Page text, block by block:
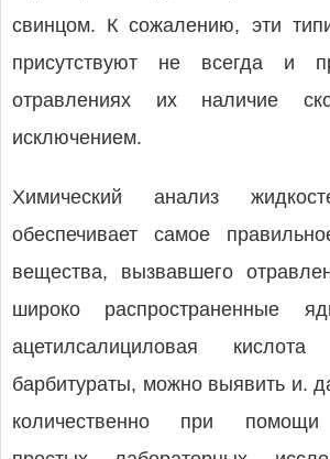
свинцом. К сожалению, эти
присутствуют не всегда и
отравлениях их наличие
исключением.
Химический анализ
обеспечивает самое
вещества, вызвавшего
широко распространенные
ацетилсалициловая
барбитураты, можно выявить и.
количественно при помощи